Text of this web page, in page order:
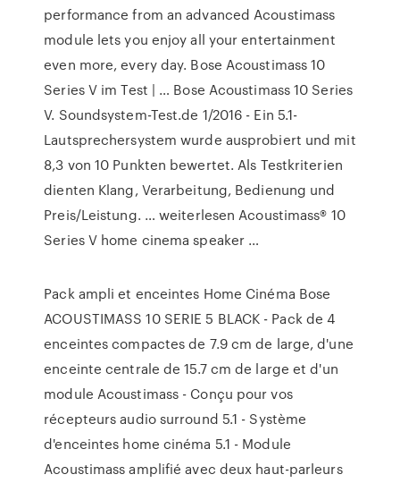
performance from an advanced Acoustimass
module lets you enjoy all your entertainment
even more, every day. Bose Acoustimass 10
Series V im Test | … Bose Acoustimass 10 Series
V. Soundsystem-Test.de 1/2016 - Ein 5.1-
Lautsprechersystem wurde ausprobiert und mit
8,3 von 10 Punkten bewertet. Als Testkriterien
dienten Klang, Verarbeitung, Bedienung und
Preis/Leistung. … weiterlesen Acoustimass® 10
Series V home cinema speaker …
Pack ampli et enceintes Home Cinéma Bose
ACOUSTIMASS 10 SERIE 5 BLACK - Pack de 4
enceintes compactes de 7.9 cm de large, d'une
enceinte centrale de 15.7 cm de large et d'un
module Acoustimass - Conçu pour vos
récepteurs audio surround 5.1 - Système
d'enceintes home cinéma 5.1 - Module
Acoustimass amplifié avec deux haut-parleurs